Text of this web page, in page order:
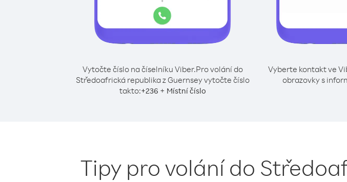
Vytočte číslo na číselníku Viber.Pro volání do
Středoafrická republika z Guernsey vytočte číslo
takto:+236 + Místní číslo
Vyberte kontakt ve
obrazovky s
Tipy pro volání do